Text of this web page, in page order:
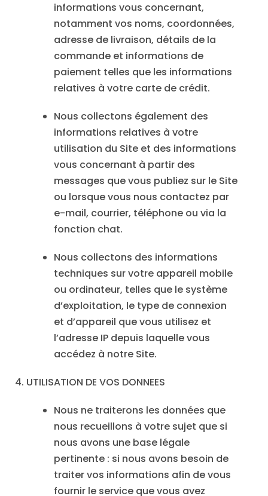
informations vous concernant,
notamment vos noms, coordonnées,
adresse de livraison, détails de la
commande et informations de
paiement telles que les informations
relatives à votre carte de crédit.
Nous collectons également des
informations relatives à votre
utilisation du Site et des informations
vous concernant à partir des
messages que vous publiez sur le Site
ou lorsque vous nous contactez par
e-mail, courrier, téléphone ou via la
fonction chat.
Nous collectons des informations
techniques sur votre appareil mobile
ou ordinateur, telles que le système
d’exploitation, le type de connexion
et d’appareil que vous utilisez et
l’adresse IP depuis laquelle vous
accédez à notre Site.
4. UTILISATION DE VOS DONNEES
Nous ne traiterons les données que
nous recueillons à votre sujet que si
nous avons une base légale
pertinente : si nous avons besoin de
traiter vos informations afin de vous
fournir le service que vous avez